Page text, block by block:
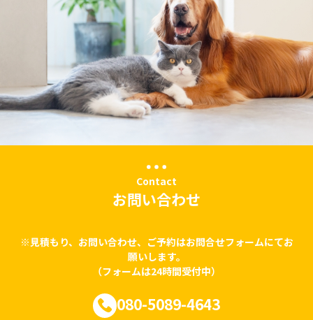
Contact
お問い合わせ
※見積もり、お問い合わせ、ご予約はお問合せフォームにてお
願いします。
（フォームは24時間受付中）
080-5089-4643